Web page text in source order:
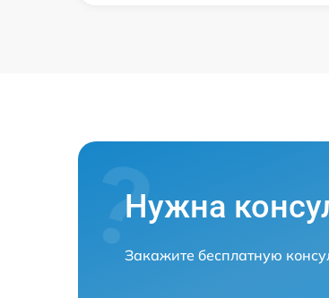
Нужна
Закажите бесплатную